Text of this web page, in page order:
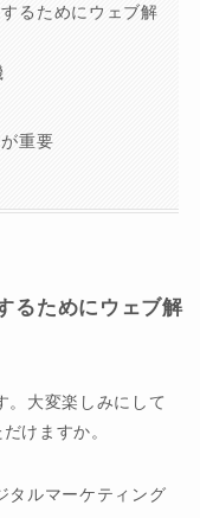
るためにウェブ解
重要
るためにウェブ解
大変楽しみにして
けますか。
タルマーケティング